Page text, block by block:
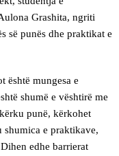
Grashita, ngriti
së punës dhe praktikat e
është mungesa e
shumë e vështirë me
punë, kërkohet
shumica e praktikave,
edhe barrierat